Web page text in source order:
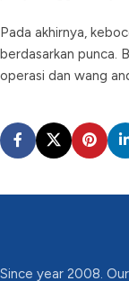
Pada akhirnya,
berdasarkan punca.
operasi dan wang
Since year 2008.